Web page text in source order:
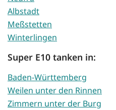
Albstadt
Meßstetten
Winterlingen
Super E10 tanken in:
Baden-Württemberg
Weilen unter den Rinnen
Zimmern unter der Burg